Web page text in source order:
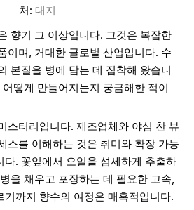
처: 대지
향기 그 이상입니다. 그것은 복잡한
이며, 거대한 글로벌 산업입니다. 수
본질을 병에 담는 데 집착해 왔습니
떻게 만들어지는지 궁금해한 적이
스터리입니다. 제조업체와 야심 찬 뷰
스를 이해하는 것은 취미와 확장 가능
다. 꽃잎에서 오일을 섬세하게 추출하
을 채우고 포장하는 데 필요한 고속,
기까지 향수의 여정은 매혹적입니다.